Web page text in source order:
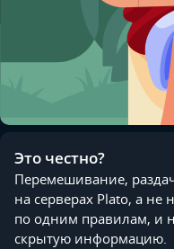
Это честно?
Перемешивание,
на серверах Plato, а не
по одним правилам, и
скрытую информацию.